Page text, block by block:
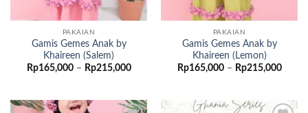
PAKAIAN
Gamis Gemes Anak by
Khaireen (Salem)
Rp165,000 – Rp215,000Rentang
Rp215,000
PAKAIAN
Gamis Gemes Anak by
Khaireen (Lemon)
Rp165,000 – Rp215,000